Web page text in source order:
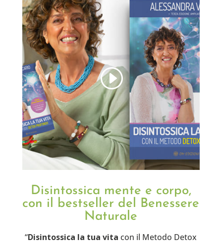
Disintossica mente e corpo,
con il bestseller del Benessere
Naturale
“Disintossica la tua vita con il Metodo Detox